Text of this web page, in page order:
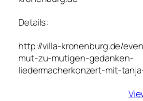
Details:
http://villa-kronenburg.de/
mut-zu-mutigen-gedanken-
liedermacherkonzert-mit-